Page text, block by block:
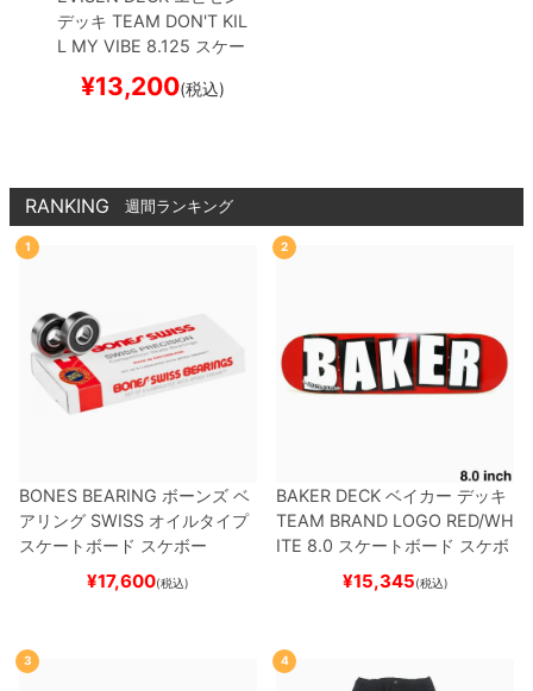
デッキ TEAM DON'T KIL
L MY VIBE 8.125 スケー
¥13,200(税込)
RANKING 週間ランキング
1
BONES BEARING ボーンズ ベ
アリング SWISS オイルタイプ
スケートボード スケボー
¥17,600(税込)
2
BAKER DECK ベイカー デッキ
TEAM BRAND LOGO RED/WH
ITE 8.0 スケートボード スケボ
¥15,345(税込)
3 4